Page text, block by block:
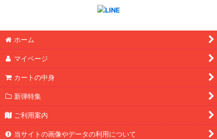
ホーム
マイページ
カートの中身
新弾特集
ご利用案内
当サイトの画像やデータの利用について